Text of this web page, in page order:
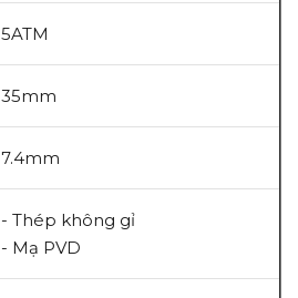
5ATM
35mm
7.4mm
- Thép không gỉ
- Mạ PVD